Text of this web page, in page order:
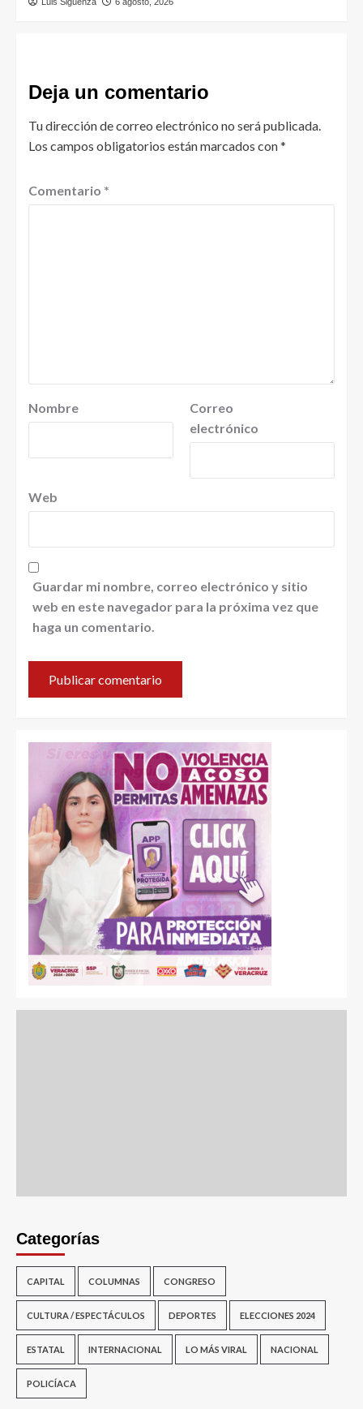
Deja un comentario
Tu dirección de correo electrónico no será publicada.
Los campos obligatorios están marcados con*
Comentario *
Nombre
Correo
electrónico
Web
Guardar mi nombre, correo electrónico y sitio
web en este navegador para la próxima vez que
haga un comentario.
Categorías
CAPITAL COLUMNAS CONGRESO
CULTURA / ESPECTÁCULOS DEPORTES ELECCIONES 2024
ESTATAL INTERNACIONAL LO MÁS VIRAL NACIONAL
POLICÍACA